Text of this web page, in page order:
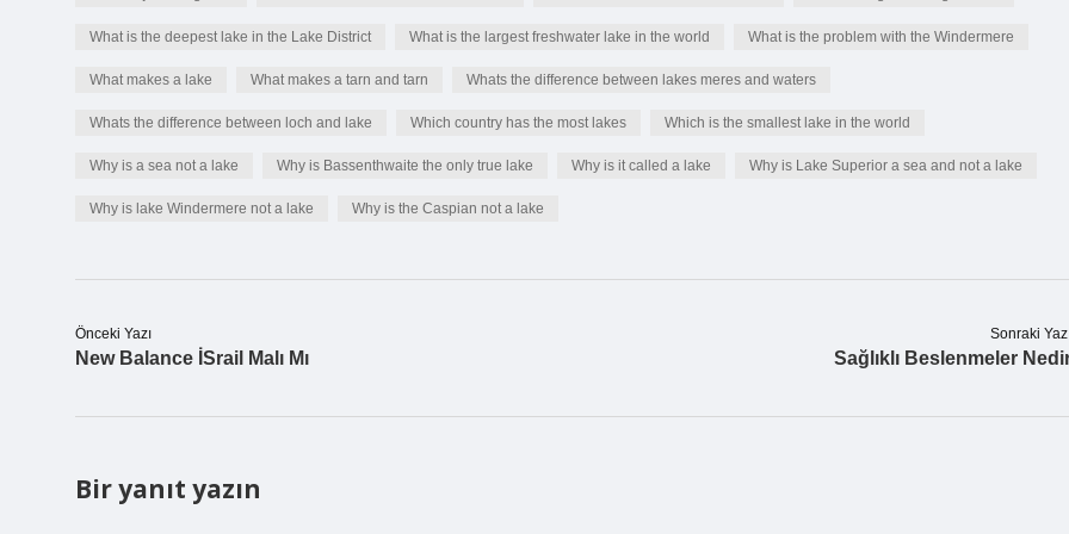
What is the deepest lake in the Lake District What is the largest freshwater lake in the world What is the problem with the Windermere
What makes a lake What makes a tarn and tarn Whats the difference between lakes meres and waters
Whats the difference between loch and lake Which country has the most lakes Which is the smallest lake in the world
Why is a sea not a lake Why is Bassenthwaite the only true lake Why is it called a lake Why is Lake Superior a sea and not a lake
Why is lake Windermere not a lake Why is the Caspian not a lake
Önceki Yazı
New Balance İSrail Malı Mı
Sonraki
Sağlıklı Beslenmeler
Bir yanıt yazın